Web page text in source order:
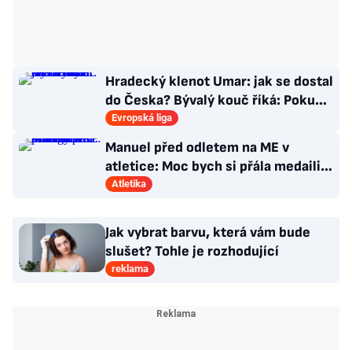
Hradecký klenot Umar: jak se dostal
do Česka? Bývalý kouč říká: Pokud
nezblbne...
Evropská liga
Manuel před odletem na ME v
atletice: Moc bych si přála medaili.
Prozradila strategii
Atletika
Jak vybrat barvu, která vám bude
slušet? Tohle je rozhodující
reklama